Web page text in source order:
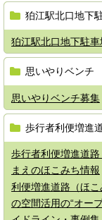
狛江駅北口地下
狛江駅北口地下駐
思いやりベンチ
思いやりベンチ募集
歩行者利便増進
歩行者利便増進道
まえのほこみち情報
利便増進道路（ほ
の空間活用の“オー